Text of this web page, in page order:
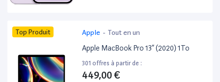
Top Produit Apple - Tout en un
Apple MacBook Pro 13” (2020) 1To
301 offres à partir de :
449,00 €